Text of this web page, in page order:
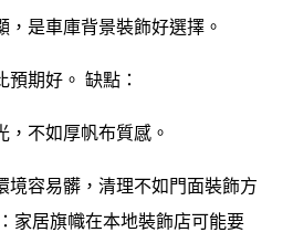
，是車庫背景裝飾好選擇。
期好。 缺點：
，不如厚帆布質感。
境容易髒，清理不如門面裝飾方
家居旗幟在本地裝飾店可能要